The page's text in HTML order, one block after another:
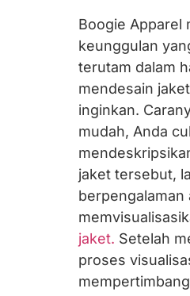
Boogie Apparel
keunggulan
terutam dalam
mendesain
inginkan.
mudah, Anda
jaket tersebut,
berpengalaman
jaket. Setelah
proses